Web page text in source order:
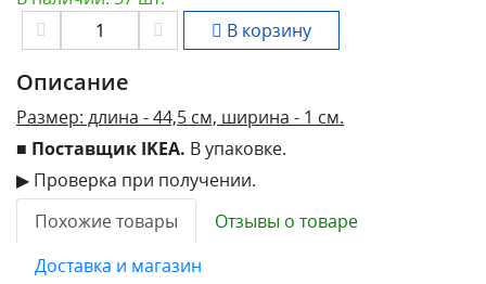
В корзину
Описание
Размер: длина - 44,5 см, ширина - 1 см.
■ Поставщик IKEA. В упаковке.
▶ Проверка при получении.
Похожие товары
Отзывы о товаре
Доставка и магазин